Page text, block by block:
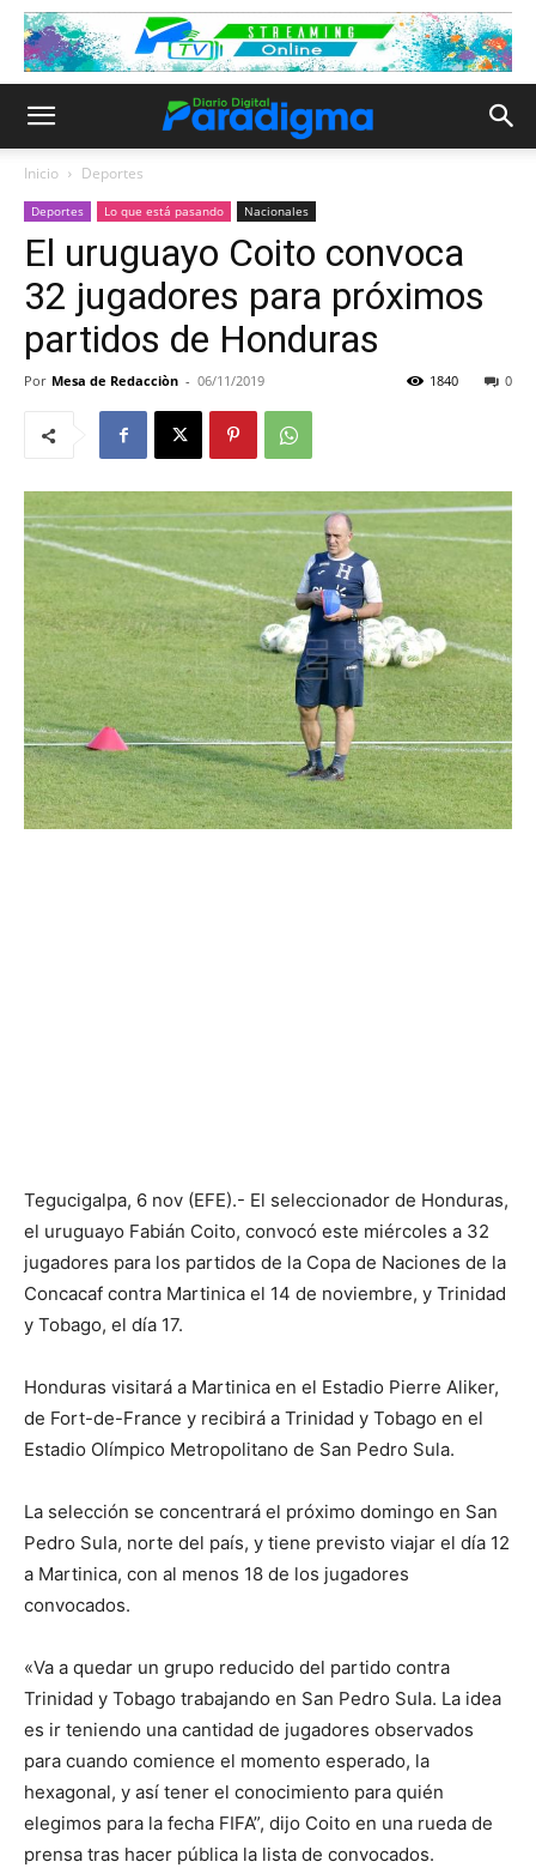
Inicio Deportes
Deportes Lo que está pasando Nacionales
El uruguayo Coito convoca
32 jugadores para próximos
partidos de Honduras
Por Mesa de Redacciòn - 06/11/2019 0
1840
Tegucigalpa, 6 nov (EFE).- El seleccionador de Honduras,
el uruguayo Fabián Coito, convocó este miércoles a 32
jugadores para los partidos de la Copa de Naciones de la
Concacaf contra Martinica el 14 de noviembre, y Trinidad
y Tobago, el día 17.
Honduras visitará a Martinica en el Estadio Pierre Aliker,
de Fort-de-France y recibirá a Trinidad y Tobago en el
Estadio Olímpico Metropolitano de San Pedro Sula.
La selección se concentrará el próximo domingo en San
Pedro Sula, norte del país, y tiene previsto viajar el día 12
a Martinica, con al menos 18 de los jugadores
convocados.
«Va a quedar un grupo reducido del partido contra
Trinidad y Tobago trabajando en San Pedro Sula. La idea
es ir teniendo una cantidad de jugadores observados
para cuando comience el momento esperado, la
hexagonal, y así tener el conocimiento para quién
elegimos para la fecha FIFA”, dijo Coito en una rueda de
prensa tras hacer pública la lista de convocados.